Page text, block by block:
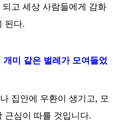
고 세상 사람들에게 감화
된다.
미 같은 벌레가 모여들었
집안에 우환이 생기고, 모
근심이 따를 것입니다.